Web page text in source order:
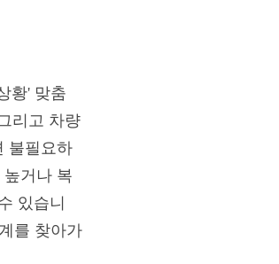
황' 맞춤
리고 차량
불필요하
거나 복
있습니
를 찾아가